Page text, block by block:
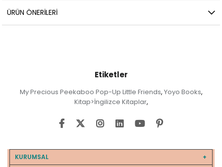
ÜRÜN ÖNERILERI
Etiketler
My Precious Peekaboo Pop-Up Little Friends, Yoyo Books,
Kitap>İngilizce Kitaplar,
KURUMSAL